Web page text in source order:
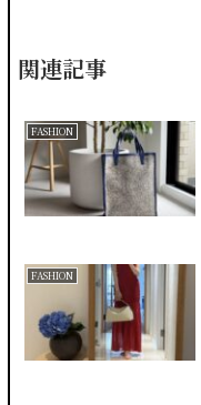
関連記事
FASHION
FASHION